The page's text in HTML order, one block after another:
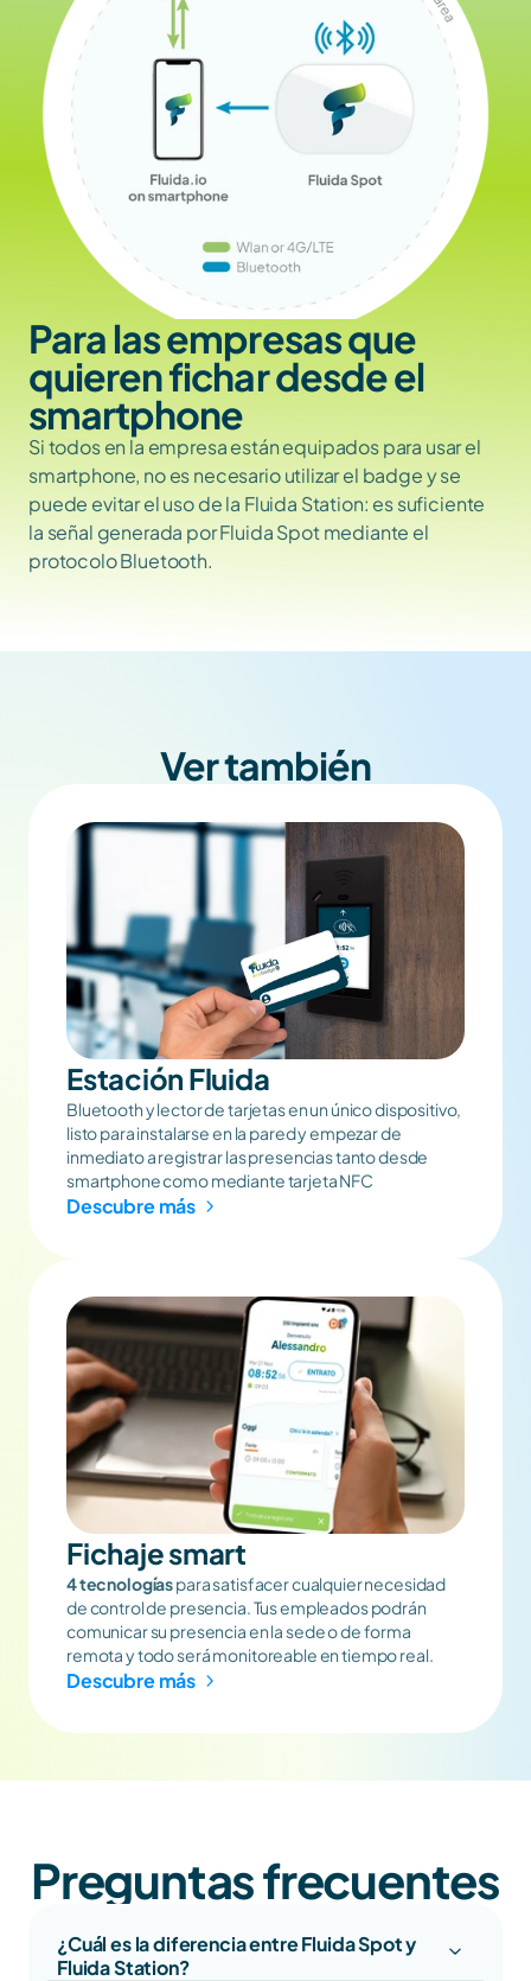
Para las empresas que
quieren fichar desde el
smartphone
Si todos en la empresa están equipados para usar el
smartphone, no es necesario utilizar el badge y se
puede evitar el uso de la Fluida Station: es suficiente
la señal generada por Fluida Spot mediante el
protocolo Bluetooth.
Ver también
Estación Fluida
Bluetooth y lector de tarjetas en un único dispositivo,
listo para instalarse en la pared y empezar de
inmediato a registrar las presencias tanto desde
smartphone como mediante tarjeta NFC
Descubre más
Fichaje smart
4 tecnologías para satisfacer cualquier necesidad
de control de presencia. Tus empleados podrán
comunicar su presencia en la sede o de forma
remota y todo será monitoreable en tiempo real.
Descubre más
Preguntas frecuentes
¿Cuál es la diferencia entre Fluida Spot y
Fluida Station?